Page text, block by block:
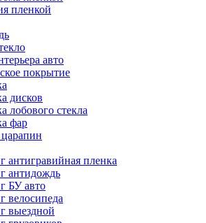
пленкой
авто
покрытие
дисков
лобового стекла
фар
антигравийная пленка
антидождь
БУ авто
велосипеда
выездной